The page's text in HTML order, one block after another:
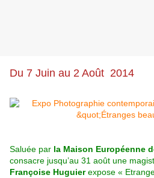
Du 7 Juin au 2 Août 2014
Saluée par la Maison Européenne
consacre jusqu’au 31 août une
Françoise Huguierexpose «